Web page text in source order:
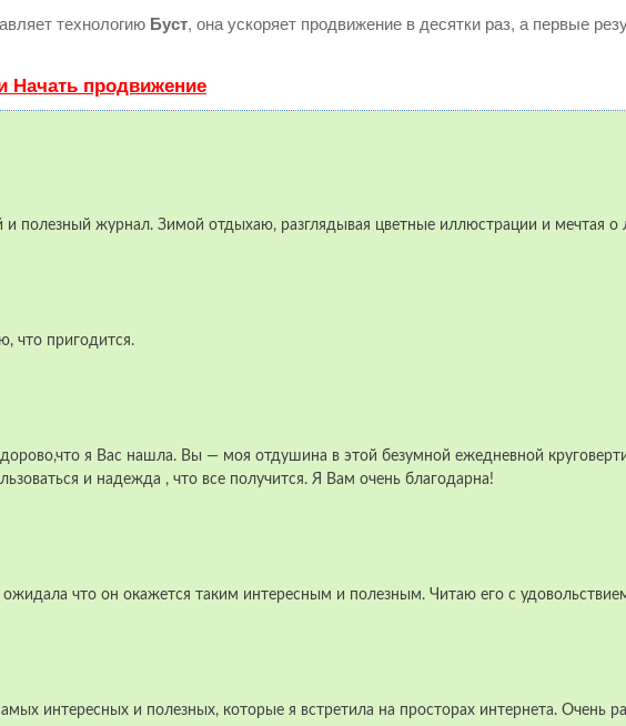
технологию Буст, она ускоряет продвижение в десятки раз, а первые
Начать продвижение
и полезный журнал. Зимой отдыхаю, разглядывая цветные иллюстрации и мечтая о
что пригодится.
я Вас нашла. Вы — моя отдушина в этой безумной ежедневной
и надежда , что все получится. Я Вам очень благодарна!
что он окажется таким интересным и полезным. Читаю его с
интересных и полезных, которые я встретила на просторах интернета. Очень